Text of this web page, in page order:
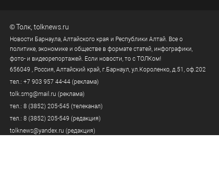
©Толк tolknews.ru
Новости Барнаула, Алтайского края и Республики Алтай. Все о
политике, экономике и обществе в формате статей, инфографики,
фото- и видеорепортажей. Если новости, то с ТОЛКом!
656049 , Россия, Алтайский край, г.Барнаул, ул.Короленко, д.51, оф.202
тел.: +7 903 957 44-44 (реклама)
tolk.smg@mail.ru (реклама)
тел.: 8 (3852) 205-545 (телеканал)
тел.: 8 (3852) 205-549 (редакция)
tolknews@yandex.ru (редакция)